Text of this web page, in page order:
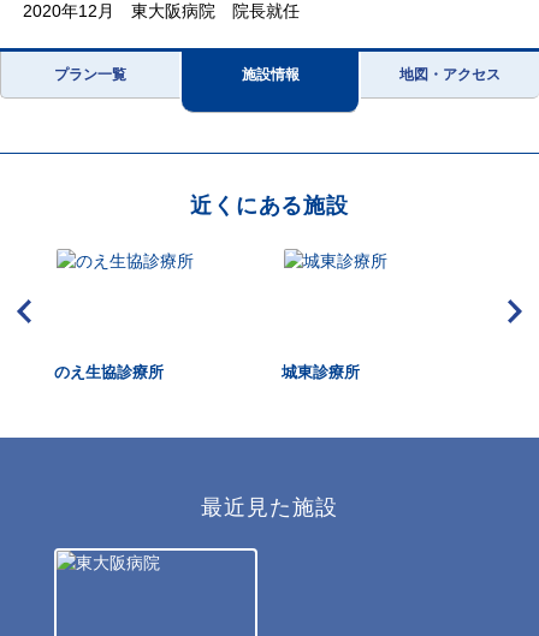
2020年12月 東大阪病院 院長就任
プラン一覧 施設情報 地図・アクセス
近くにある施設
のえ生協診療所 城東診療所
最近見た施設